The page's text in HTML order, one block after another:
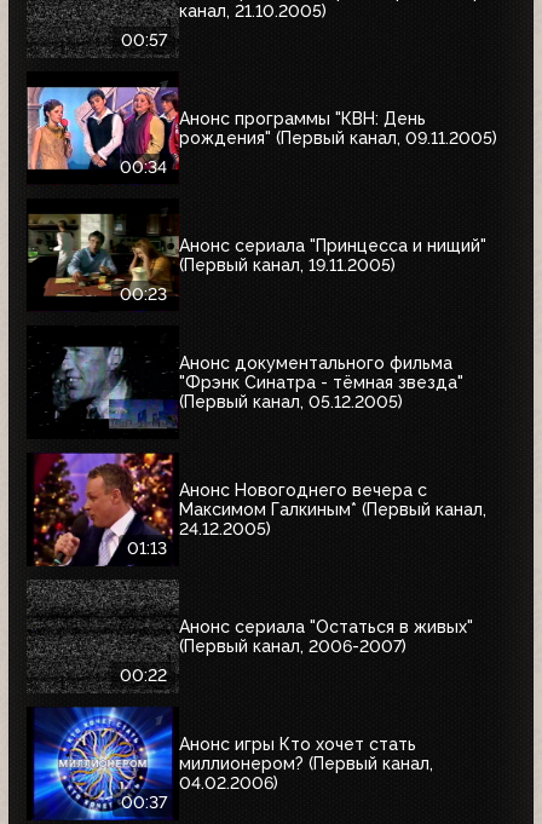
00:57
канал, 21.10.2005)
00:34
Анонс программы "КВН: День
рождения" (Первый канал, 09.11.2005)
00:23
Анонс сериала "Принцесса и нищий"
(Первый канал, 19.11.2005)
Анонс документального фильма
"Фрэнк Синатра - тёмная звезда"
(Первый канал, 05.12.2005)
01:13
Анонс Новогоднего вечера с
Максимом Галкиным* (Первый канал,
24.12.2005)
00:22
Анонс сериала "Остаться в живых"
(Первый канал, 2006-2007)
00:37
Анонс игры Кто хочет стать
миллионером? (Первый канал,
04.02.2006)